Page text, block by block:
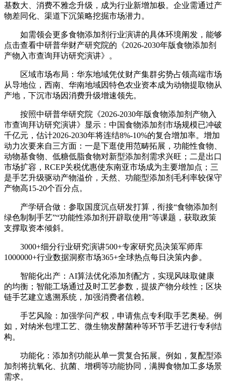
基数大、消费不雅念升级，成为行业新增加极。企业需通过产
物差同化、渠道下沉策略挖掘市场潜力。
如需领会更多食物添加剂行业演讲的具体环境阐发，能够
点击查看中研普华财产研究院的《2026-2030年版食物添加剂
产物入市查询拜访研究演讲》。
区域市场布局：华东地域凭仗财产集群劣势占领高端市场
从导地位，西南、华南地域因特色农业资本成为动物提取物从
产地，下沉市场因消费升级增速领先。
按照中研普华研究院《2026-2030年版食物添加剂产物入
市查询拜访研究演讲》显示：中国食物添加剂市场规模已冲破
千亿元，估计2026-2030年将连结8%-10%的复合增加率。增加
动力次要来自三方面：一是下逛使用范畴拓展，功能性食物、
动物基食物、低糖低脂食物对新型添加剂需求兴旺；二是出口
市场扩容，RCEP关税优惠使东南亚市场成为主要增加点；三
是手艺升级驱动产物溢价，天然、功能型添加剂毛利率较保守
产物高15-20个百分点。
产学研合做：参取国度沉点研发打算，衔接“食物添加剂
绿色制制手艺”“功能性添加剂开辟取使用”等课题，获取政策
支撑取资本倾斜。
3000+细分行业研究演讲500+专家研究员决策军师库
1000000+行业数据洞察市场365+全球热点每日决策内参。
智能化出产：AI算法优化添加剂配方，实现风味取健康
的均衡；智能工场通过及时工艺参数，提拔产物分歧性；区块
链手艺建立逃溯系统，加强消费者信赖。
手艺风险：加强学问产权，申请焦点专利取手艺奥秘。例
如，对纳米包埋工艺、微生物发酵菌种等环节手艺进行专利结
构。
功能化：添加剂功能从单一贯复合拓展。例如，复配型添
加剂将抗氧化、抗菌、增稠等功能协同，满脚食物加工多场景
需求。